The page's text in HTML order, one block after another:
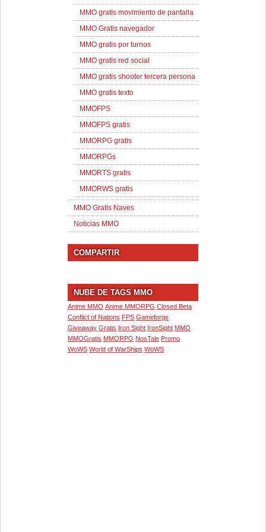
MMO gratis movimiento de pantalla
MMO Gratis navegador
MMO gratis por turnos
MMO gratis red social
MMO gratis shooter tercera persona
MMO gratis texto
MMOFPS
MMOFPS gratis
MMORPG gratis
MMORPGs
MMORTS gratis
MMORWS gratis
MMO Gratis Naves
Noticias MMO
COMPARTIR
NUBE DE TAGS MMO
Anime MMO Anime MMORPG Closed Beta
Conflict of Nations FPS Gameforge
Giveaway Gratis Iron Sight IronSight MMO
MMOGratis MMORPG NosTale Promo
WoWS World of WarShips WoWS